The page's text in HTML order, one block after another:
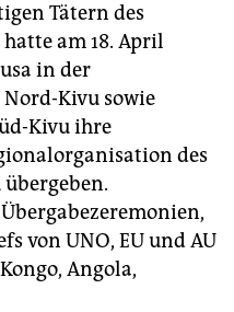
Tätern des
am 18. April
in der
Kivu sowie
Kivu ihre
des
übergeben.
von UNO, EU und AU
Angola,